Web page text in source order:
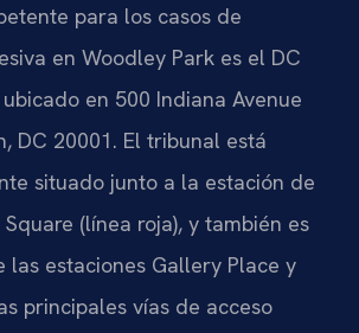
para los casos de
en Woodley Park es el DC
en 500 Indiana Avenue
DC 20001. El tribunal está
situado junto a la estación de
(línea roja), y también es
las estaciones Gallery Place y
principales vías de acceso